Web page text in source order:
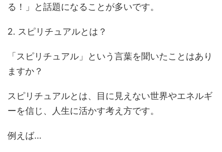
る！」と話題になることが多いです。
2. スピリチュアルとは？
「スピリチュアル」という言葉を聞いたことはあり
ますか？
スピリチュアルとは、目に見えない世界やエネルギ
ーを信じ、人生に活かす考え方です。
例えば…